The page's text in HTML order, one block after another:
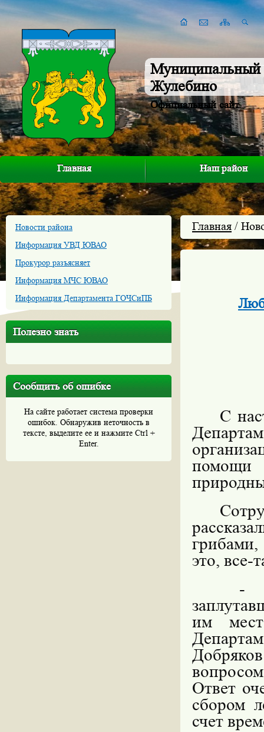
Муниципальный
Жулебино
Официальный сайт
Главная Наш район
Новости района
Информация УВД ЮВАО
Прокурор разъясняет
Информация МЧС ЮВАО
Информация Департамента ГОЧСиПБ
Полезно знать
Сообщить об ошибке
На сайте работает система проверки
ошибок. Обнаружив неточность в
тексте, выделите ее и нажмите Ctrl +
Enter.
Главная /
С
помощи
грибами,
это, все-
-
им
Ответ
сбором
счет